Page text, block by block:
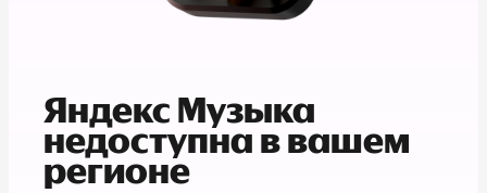
Яндекс Музыка
недоступна в вашем
регионе